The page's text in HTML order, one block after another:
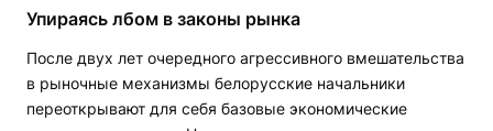
Упираясь лбом в законы рынка
После двух лет очередного агрессивного вмешательства
в рыночные механизмы белорусские начальники
переоткрывают для себя базовые экономические